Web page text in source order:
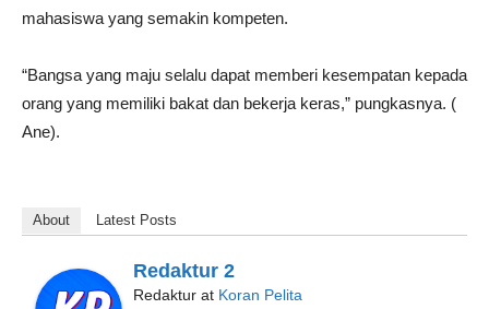
mahasiswa yang semakin kompeten.
“Bangsa yang maju selalu dapat memberi kesempatan kepada
orang yang memiliki bakat dan bekerja keras,” pungkasnya. (
Ane).
About Latest Posts
Redaktur 2
Redaktur at Koran Pelita